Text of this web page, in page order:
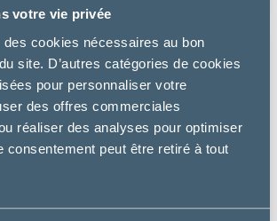
votre vie privée
cookies nécessaires au bon
site. D’autres catégories de cookies
pour personnaliser votre
des offres commerciales
réaliser des analyses pour optimiser
consentement peut être retiré à tout